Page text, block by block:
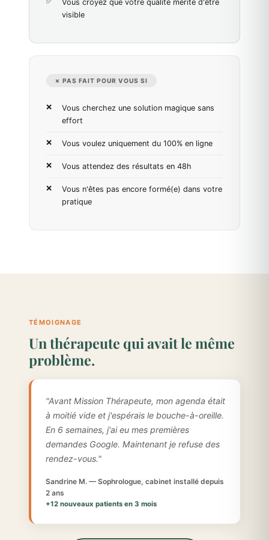
Vous croyez que votre qualité mérite d'être
visible
✗ PAS FAIT POUR VOUS SI
Vous cherchez une solution magique sans
effort
Vous voulez uniquement du 100% en ligne
Vous attendez des résultats en 48h
Vous n'êtes pas encore formé(e) dans votre
pratique
TÉMOIGNAGE
Un thérapeute qui avait le même
problème.
"Avant Mission Thérapeute, mon agenda était
à moitié vide et j'espérais le bouche-à-oreille.
En 6 semaines, j'ai eu mes premières
demandes Google. Maintenant je refuse des
rendez-vous."
Sandrine M. — Sophrologue, cabinet installé depuis
2 ans
+12 nouveaux patients en 3 mois